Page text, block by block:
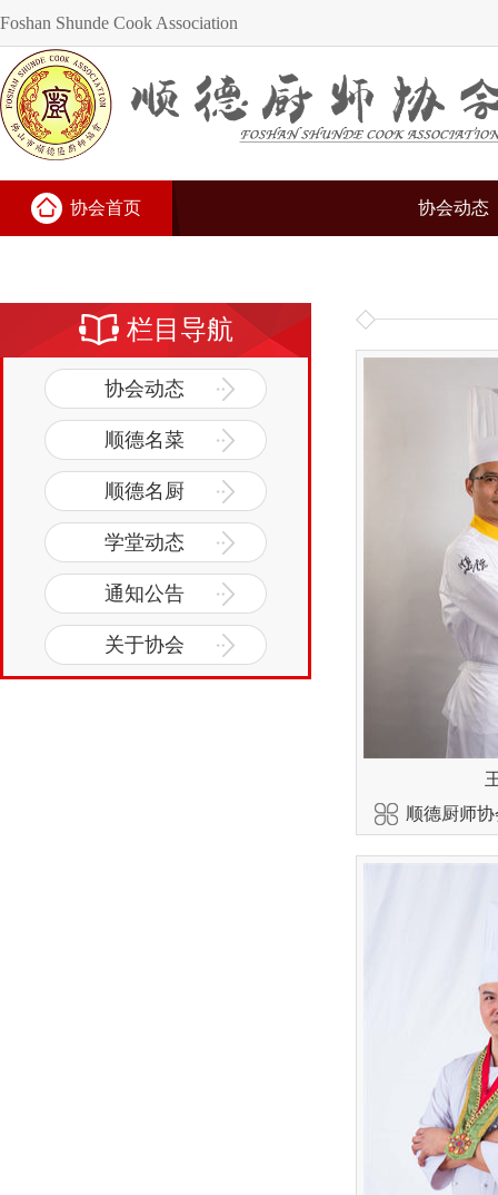
Foshan Shunde Cook Association
协会首页 协会动态
栏目导航
协会动态
顺德名菜
顺德名厨
学堂动态
通知公告
关于协会
顺德厨师